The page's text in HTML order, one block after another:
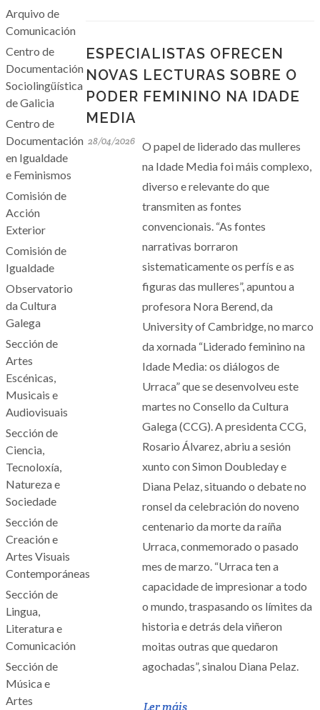
Arquivo de
Comunicación
Centro de
Documentación
Sociolingüística
de Galicia
Centro de
Documentación
en Igualdade
e Feminismos
Comisión de
Acción
Exterior
Comisión de
Igualdade
Observatorio
da Cultura
Galega
Sección de
Artes
Escénicas,
Musicais e
Audiovisuais
Sección de
Ciencia,
Tecnoloxía,
Natureza e
Sociedade
Sección de
Creación e
Artes Visuais
Contemporáneas
Sección de
Lingua,
Literatura e
Comunicación
Sección de
Música e
Artes
ESPECIALISTAS OFRECEN
NOVAS LECTURAS SOBRE O
PODER FEMININO NA IDADE
MEDIA
28/04/2026
O papel de liderado das mulleres
na Idade Media foi máis complexo,
diverso e relevante do que
transmiten as fontes
convencionais. “As fontes
narrativas borraron
sistematicamente os perfís e as
figuras das mulleres”, apuntou a
profesora Nora Berend, da
University of Cambridge, no marco
da xornada “Liderado feminino na
Idade Media: os diálogos de
Urraca” que se desenvolveu este
martes no Consello da Cultura
Galega (CCG). A presidenta CCG,
Rosario Álvarez, abriu a sesión
xunto con Simon Doubleday e
Diana Pelaz, situando o debate no
ronsel da celebración do noveno
centenario da morte da raíña
Urraca, conmemorado o pasado
mes de marzo. “Urraca ten a
capacidade de impresionar a todo
o mundo, traspasando os límites da
historia e detrás dela viñeron
moitas outras que quedaron
agochadas”, sinalou Diana Pelaz.
Ler máis